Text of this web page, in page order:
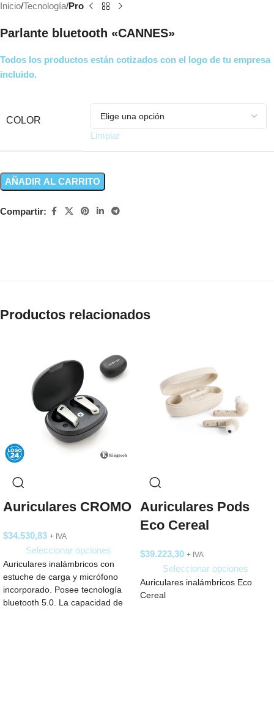
Inicio Tecnología Pro
Parlante bluetooth «CANNES»
Todos los productos están cotizados con el logo de tu empresa
incluido.
COLOR
Limpiar
AÑADIR AL CARRITO
Compartir:
Productos relacionados
Auriculares CROMO
$34.530,83 + IVA
Seleccionar opciones
Auriculares inalámbricos con
estuche de carga y micrófono
incorporado. Posee tecnología
bluetooth 5.0. La capacidad de
Auriculares Pods
Eco Cereal
$39.223,30 + IVA
Seleccionar opciones
Auriculares inalámbricos Eco
Cereal